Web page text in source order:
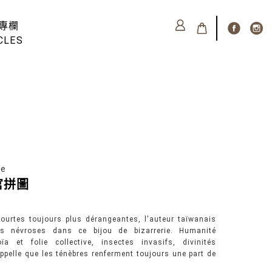
欄
圖
toujours plus dérangeantes, l'auteur taïwanais
névroses dans ce bijou de bizarrerie. Humanité
et folie collective, insectes invasifs, divinités
que les ténèbres renferment toujours une part de